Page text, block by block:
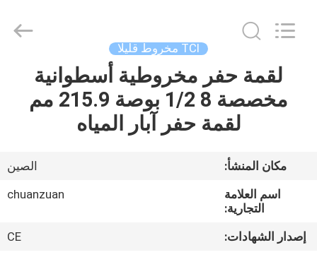
مسكن
معلومات
جولة
Copyright
Equipment
TCI مخروط قليلا
لقمة حفر مخروطية أسطوانية
مخصصة 8 1/2 بوصة 215.9 مم
لقمة حفر آبار المياه
مكان المنشأ:
الصين
اسم العلامة
التجارية:
chuanzuan
إصدار الشهادات:
CE